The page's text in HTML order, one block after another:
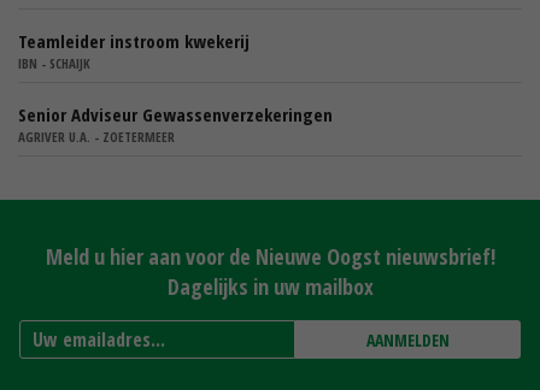
Teamleider instroom kwekerij
IBN - SCHAIJK
Senior Adviseur Gewassenverzekeringen
AGRIVER U.A. - ZOETERMEER
Meld u hier aan voor de Nieuwe Oogst nieuwsbrief!
Dagelijks in uw mailbox
AANMELDEN